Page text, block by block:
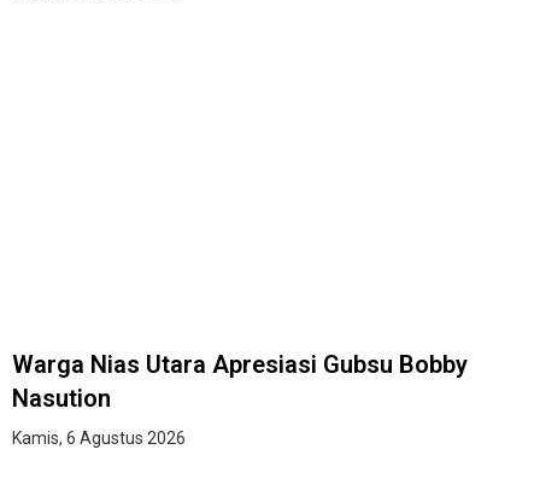
Warga Nias Utara Apresiasi Gubsu Bobby
Nasution
Kamis, 6 Agustus 2026